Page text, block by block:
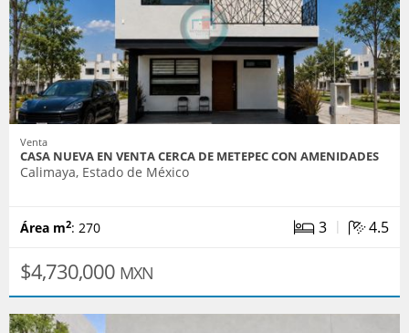
Venta
CASA NUEVA EN VENTA CERCA DE METEPEC CON AMENIDADES
Calimaya, Estado de México
Área m2: 270 3 | 4.5
$4,730,000 MXN